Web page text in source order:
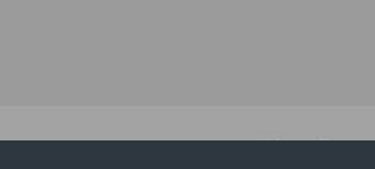
COPYRIGHT 2020 © 基督教文藝出版社